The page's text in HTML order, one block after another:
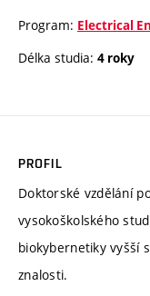
Program: Electrical
Délka studia: 4 roky
PROFIL
Doktorské vzdělání
vysokoškolského
biokybernetiky vyšší
znalosti.